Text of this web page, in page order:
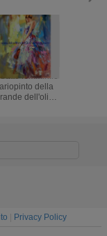
femminile
della
dell'olio
Privacy Policy